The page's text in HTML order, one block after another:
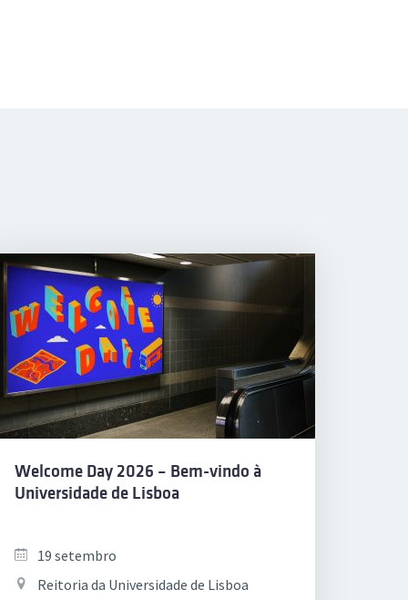
Welcome Day 2026 – Bem-vindo à
Universidade de Lisboa
19 setembro
Reitoria da Universidade de Lisboa